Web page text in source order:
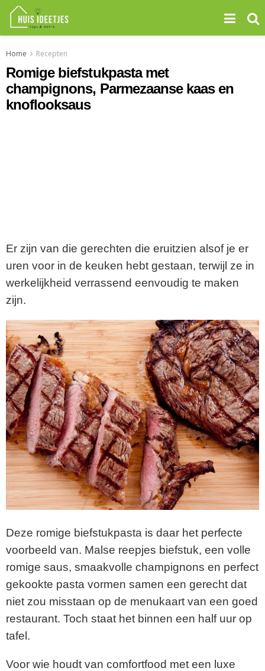
Home Recepten
Romige biefstukpasta met
champignons, Parmezaanse kaas en
knoflooksaus
Er zijn van die gerechten die eruitzien alsof je er
uren voor in de keuken hebt gestaan, terwijl ze in
werkelijkheid verrassend eenvoudig te maken
zijn.
Deze romige biefstukpasta is daar het perfecte
voorbeeld van. Malse reepjes biefstuk, een volle
romige saus, smaakvolle champignons en perfect
gekookte pasta vormen samen een gerecht dat
niet zou misstaan op de menukaart van een goed
restaurant. Toch staat het binnen een half uur op
tafel.
Voor wie houdt van comfortfood met een luxe